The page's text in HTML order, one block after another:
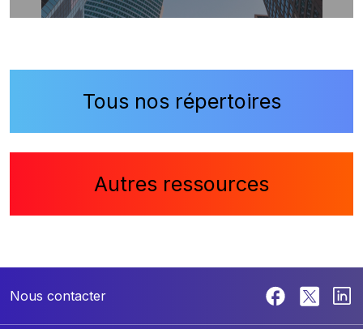
Tous nos répertoires
Autres ressources
Nous contacter